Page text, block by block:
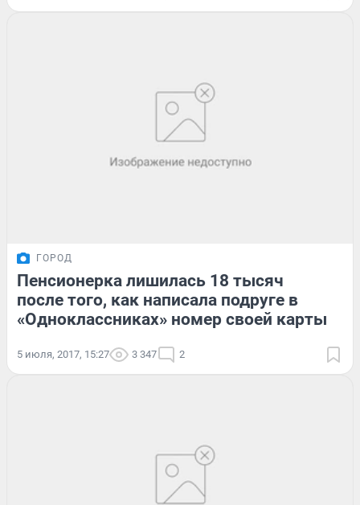
ГОРОД
Пенсионерка лишилась 18 тысяч
после того, как написала подруге в
«Одноклассниках» номер своей карты
5 июля, 2017, 15:27 3 347 2